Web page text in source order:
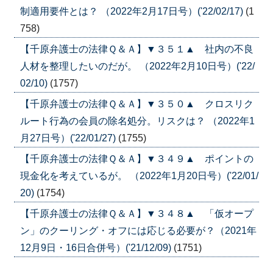
制適用要件とは？ （2022年2月17日号）('22/02/17) (1
758)
【千原弁護士の法律Ｑ＆Ａ】▼３５１▲ 社内の不良
人材を整理したいのだが。 （2022年2月10日号）('22/
02/10) (1757)
【千原弁護士の法律Ｑ＆Ａ】▼３５０▲ クロスリク
ルート行為の会員の除名処分。リスクは？ （2022年1
月27日号）('22/01/27) (1755)
【千原弁護士の法律Ｑ＆Ａ】▼３４９▲ ポイントの
現金化を考えているが。 （2022年1月20日号）('22/01/
20) (1754)
【千原弁護士の法律Ｑ＆Ａ】▼３４８▲ 「仮オープ
ン」のクーリング・オフには応じる必要が？（2021年
12月9日・16日合併号）('21/12/09) (1751)